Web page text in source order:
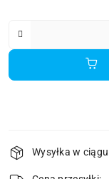
i
Wysyłka w